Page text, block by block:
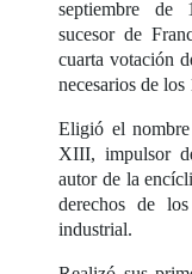
septiembre de
sucesor de
cuarta votación
necesarios de los
Eligió el
XIII, impulsor
autor de la
derechos de
industrial.